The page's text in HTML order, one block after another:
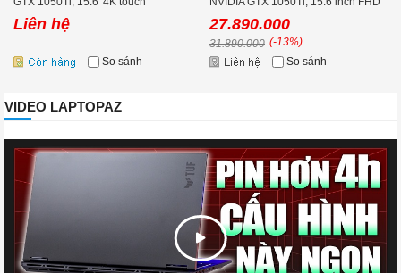
Liên hệ
So sánh
IPS
27.890.000
31.890.000 (-13%)
So sánh
VIDEO LAPTOPAZ